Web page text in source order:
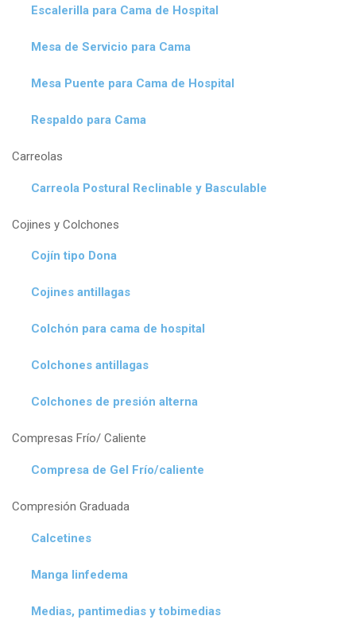
Escalerilla para Cama de Hospital
Mesa de Servicio para Cama
Mesa Puente para Cama de Hospital
Respaldo para Cama
Carreolas
Carreola Postural Reclinable y Basculable
Cojines y Colchones
Cojín tipo Dona
Cojines antillagas
Colchón para cama de hospital
Colchones antillagas
Colchones de presión alterna
Compresas Frío/ Caliente
Compresa de Gel Frío/caliente
Compresión Graduada
Calcetines
Manga linfedema
Medias, pantimedias y tobimedias